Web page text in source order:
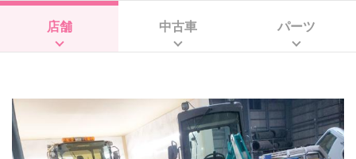
店舗 中古車 パーツ